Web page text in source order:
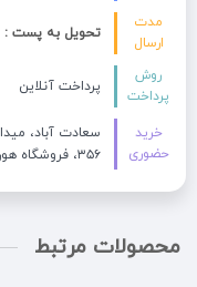
مدت
ارسال
تحویل به پست :
روش
پرداخت
پرداخت آنلاین
خرید
حضوری
۳۵۶، فروشگاه هورشید
محصولات مرتبط